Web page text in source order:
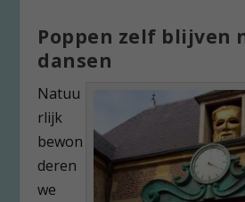
Poppen zelf blijven
dansen
Natuu
rlijk
bewon
deren
we